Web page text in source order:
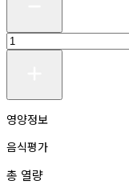
영양정보
음식평가
총 열량